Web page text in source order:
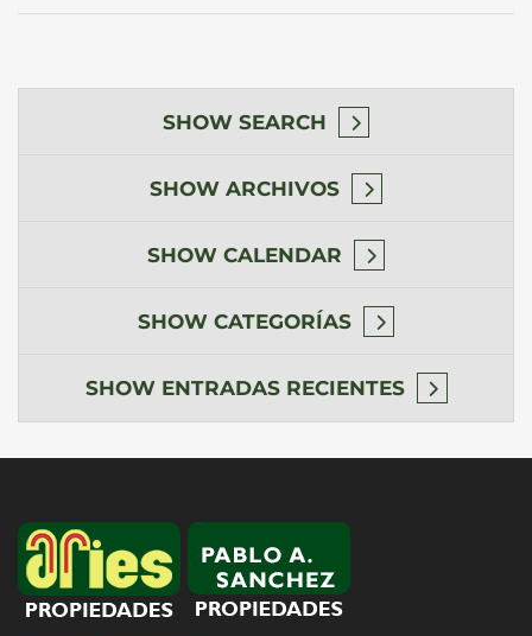
SHOW SEARCH
SHOW ARCHIVOS
SHOW CALENDAR
SHOW CATEGORÍAS
SHOW ENTRADAS RECIENTES